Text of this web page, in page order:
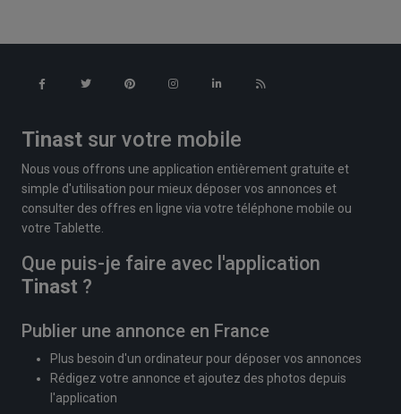
Tinast sur votre mobile
Nous vous offrons une application entièrement gratuite et
simple d'utilisation pour mieux déposer vos annonces et
consulter des offres en ligne via votre téléphone mobile ou
votre Tablette.
Que puis-je faire avec l'application
Tinast ?
Publier une annonce en France
Plus besoin d'un ordinateur pour déposer vos annonces
Rédigez votre annonce et ajoutez des photos depuis
l'application